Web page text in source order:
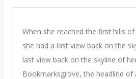
When she reached the first hills
she had a last view back on the
last view back on the skyline of
Bookmarksgrove, the headline of